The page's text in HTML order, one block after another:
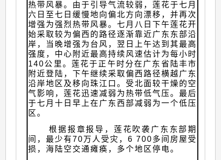
热带风暴。由于引导气流较弱，莲花于七月
六日至七日缓慢地向偏北方向漂移，并再次
增强为强烈热带风暴。七月八日下午莲花开
始采取较为偏西的路径逐渐靠近广东东部沿
岸，当晚增强为台风，翌日上午达到其最高
强度，中心附近最高持续风速估计为每小时
140公里。莲花于正午时分在广东省陆丰市
附近登陆，下午继续采取偏西路径横越广东
沿岸地区及移向珠江口。受北面较干燥的空
气影响，莲花迅速减弱为热带低气压。最后
于七月十日早上在广东西部减弱为一个低压
区。
根据报章报导，莲花吹袭广东东部期
间，最少有70万人受灾，6 700多间房屋受
损，海陆空交通瘫痪，多个地区停电。